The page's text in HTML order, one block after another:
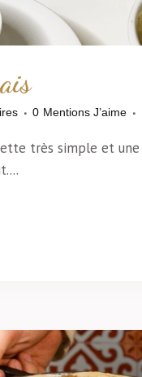
0 Mentions J’aime
très simple et